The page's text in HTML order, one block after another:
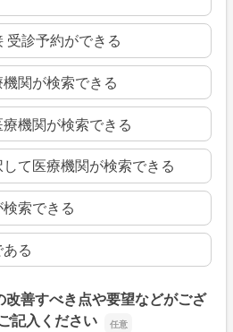
受診予約ができる
関が検索できる
機関が検索できる
て医療機関が検索できる
索できる
る
善すべき点や要望などがござ
記入ください